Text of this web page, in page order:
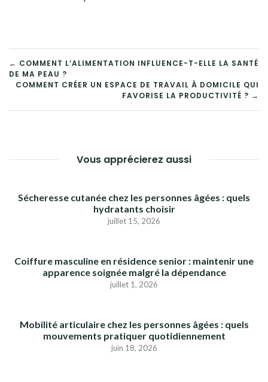
NAVIGATION
DE
L’ARTICLE
← COMMENT L’ALIMENTATION INFLUENCE-T-ELLE LA SANTÉ
DE MA PEAU ?
COMMENT CRÉER UN ESPACE DE TRAVAIL À DOMICILE QUI
FAVORISE LA PRODUCTIVITÉ ? →
Vous apprécierez aussi
Sécheresse cutanée chez les personnes âgées : quels
hydratants choisir
juillet 15, 2026
Coiffure masculine en résidence senior : maintenir une
apparence soignée malgré la dépendance
juillet 1, 2026
Mobilité articulaire chez les personnes âgées : quels
mouvements pratiquer quotidiennement
juin 18, 2026